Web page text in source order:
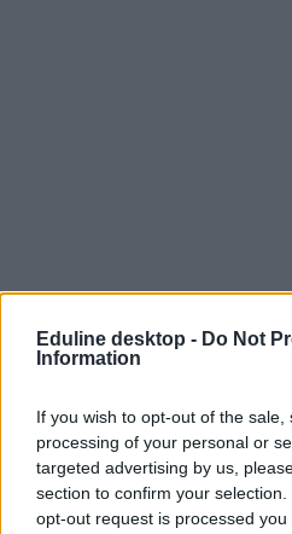
Eduline desktop - Do Not
Information
If you wish to opt-out of the
processing of your personal or
targeted advertising by us,
section to confirm your
opt-out request is processed
irodalom
Lackfi János
Hozzászólások